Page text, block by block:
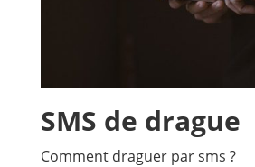
SMS de drague
Comment draguer par sms ?